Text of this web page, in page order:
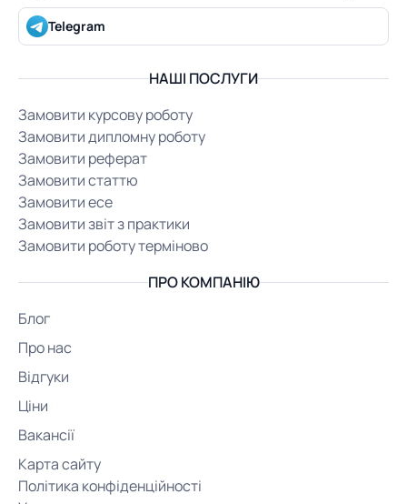
НАШІ ПОСЛУГИ
Замовити курсову роботу
Замовити дипломну роботу
Замовити реферат
Замовити статтю
Замовити есе
Замовити звіт з практики
Замовити роботу терміново
ПРО КОМПАНІЮ
Блог
Про нас
Відгуки
Ціни
Вакансії
Карта сайту
Політика конфіденційності
Telegram